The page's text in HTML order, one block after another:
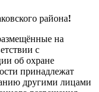
района!
на
с
об охране
принадлежат
другими лицами